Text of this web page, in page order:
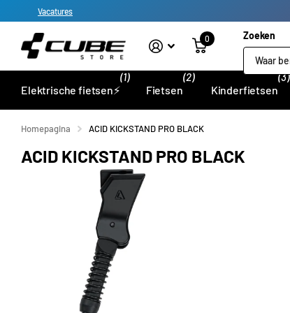
Vacatures
Zoeken
0
Elektrische fietsen⚡
(1)
Fietsen
(2)
Kinderfietsen
(3)
Homepagina ACID KICKSTAND PRO BLACK
ACID KICKSTAND PRO BLACK